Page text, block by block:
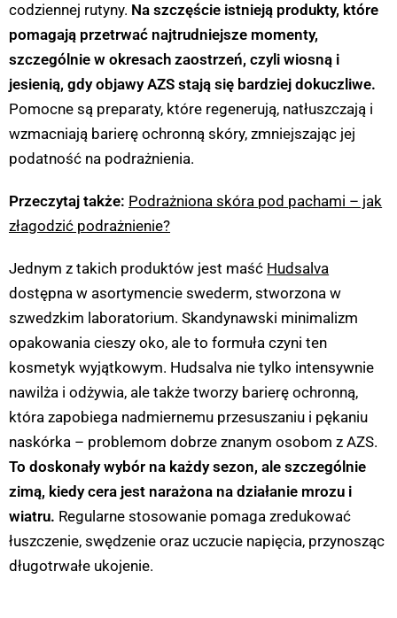
codziennej rutyny. Na szczęście istnieją produkty, które
pomagają przetrwać najtrudniejsze momenty,
szczególnie w okresach zaostrzeń, czyli wiosną i
jesienią, gdy objawy AZS stają się bardziej dokuczliwe.
Pomocne są preparaty, które regenerują, natłuszczają i
wzmacniają barierę ochronną skóry, zmniejszając jej
podatność na podrażnienia.
Przeczytaj także: Podrażniona skóra pod pachami – jak
złagodzić podrażnienie?
Jednym z takich produktów jest maść Hudsalva
dostępna w asortymencie swederm, stworzona w
szwedzkim laboratorium. Skandynawski minimalizm
opakowania cieszy oko, ale to formuła czyni ten
kosmetyk wyjątkowym. Hudsalva nie tylko intensywnie
nawilża i odżywia, ale także tworzy barierę ochronną,
która zapobiega nadmiernemu przesuszaniu i pękaniu
naskórka – problemom dobrze znanym osobom z AZS.
To doskonały wybór na każdy sezon, ale szczególnie
zimą, kiedy cera jest narażona na działanie mrozu i
wiatru. Regularne stosowanie pomaga zredukować
łuszczenie, swędzenie oraz uczucie napięcia, przynosząc
długotrwałe ukojenie.